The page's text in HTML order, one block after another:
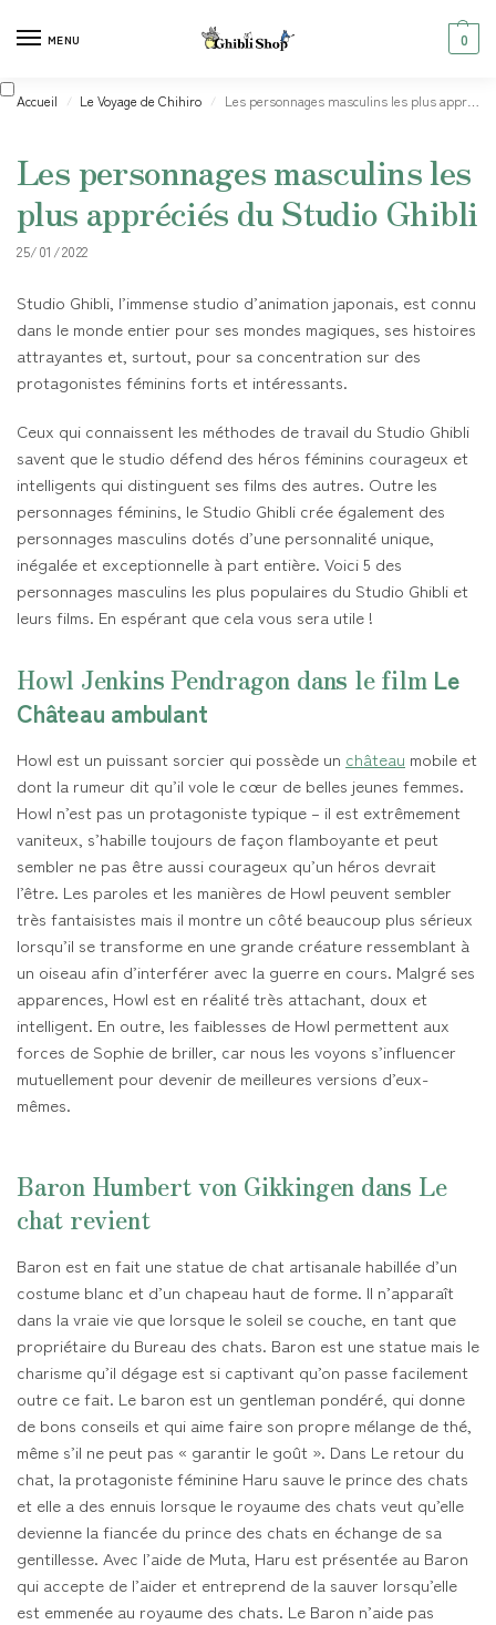
MENU 0
Accueil / Le Voyage de Chihiro / Les personnages masculins les plus appréciés du Studio Ghibli
Les personnages masculins les
plus appréciés du Studio Ghibli
25/01/2022
Studio Ghibli, l’immense studio d’animation japonais, est connu
dans le monde entier pour ses mondes magiques, ses histoires
attrayantes et, surtout, pour sa concentration sur des
protagonistes féminins forts et intéressants.
Ceux qui connaissent les méthodes de travail du Studio Ghibli
savent que le studio défend des héros féminins courageux et
intelligents qui distinguent ses films des autres. Outre les
personnages féminins, le Studio Ghibli crée également des
personnages masculins dotés d’une personnalité unique,
inégalée et exceptionnelle à part entière. Voici 5 des
personnages masculins les plus populaires du Studio Ghibli et
leurs films. En espérant que cela vous sera utile !
Howl Jenkins Pendragon dans le film Le
Château ambulant
Howl est un puissant sorcier qui possède un château mobile et
dont la rumeur dit qu’il vole le cœur de belles jeunes femmes.
Howl n’est pas un protagoniste typique – il est extrêmement
vaniteux, s’habille toujours de façon flamboyante et peut
sembler ne pas être aussi courageux qu’un héros devrait
l’être. Les paroles et les manières de Howl peuvent sembler
très fantaisistes mais il montre un côté beaucoup plus sérieux
lorsqu’il se transforme en une grande créature ressemblant à
un oiseau afin d’interférer avec la guerre en cours. Malgré ses
apparences, Howl est en réalité très attachant, doux et
intelligent. En outre, les faiblesses de Howl permettent aux
forces de Sophie de briller, car nous les voyons s’influencer
mutuellement pour devenir de meilleures versions d’eux-
mêmes.
Baron Humbert von Gikkingen dans Le
chat revient
Baron est en fait une statue de chat artisanale habillée d’un
costume blanc et d’un chapeau haut de forme. Il n’apparaît
dans la vraie vie que lorsque le soleil se couche, en tant que
propriétaire du Bureau des chats. Baron est une statue mais le
charisme qu’il dégage est si captivant qu’on passe facilement
outre ce fait. Le baron est un gentleman pondéré, qui donne
de bons conseils et qui aime faire son propre mélange de thé,
même s’il ne peut pas « garantir le goût ». Dans Le retour du
chat, la protagoniste féminine Haru sauve le prince des chats
et elle a des ennuis lorsque le royaume des chats veut qu’elle
devienne la fiancée du prince des chats en échange de sa
gentillesse. Avec l’aide de Muta, Haru est présentée au Baron
qui accepte de l’aider et entreprend de la sauver lorsqu’elle
est emmenée au royaume des chats. Le Baron n’aide pas